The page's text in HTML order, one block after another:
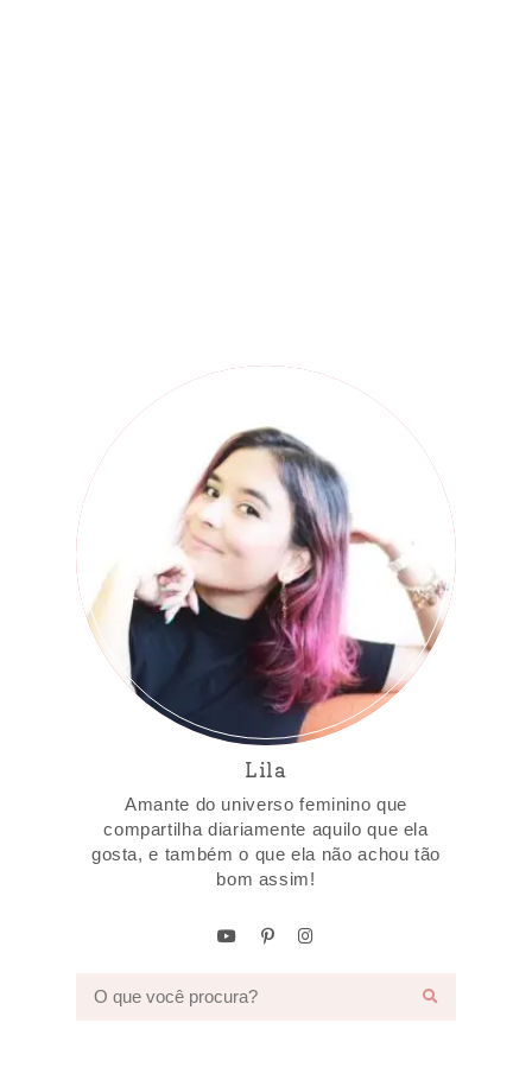
Lila
Amante do universo feminino que
compartilha diariamente aquilo que ela
gosta, e também o que ela não achou tão
bom assim!